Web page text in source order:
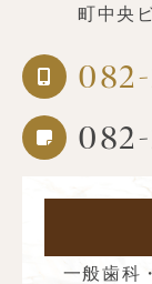
町中央
一般歯科